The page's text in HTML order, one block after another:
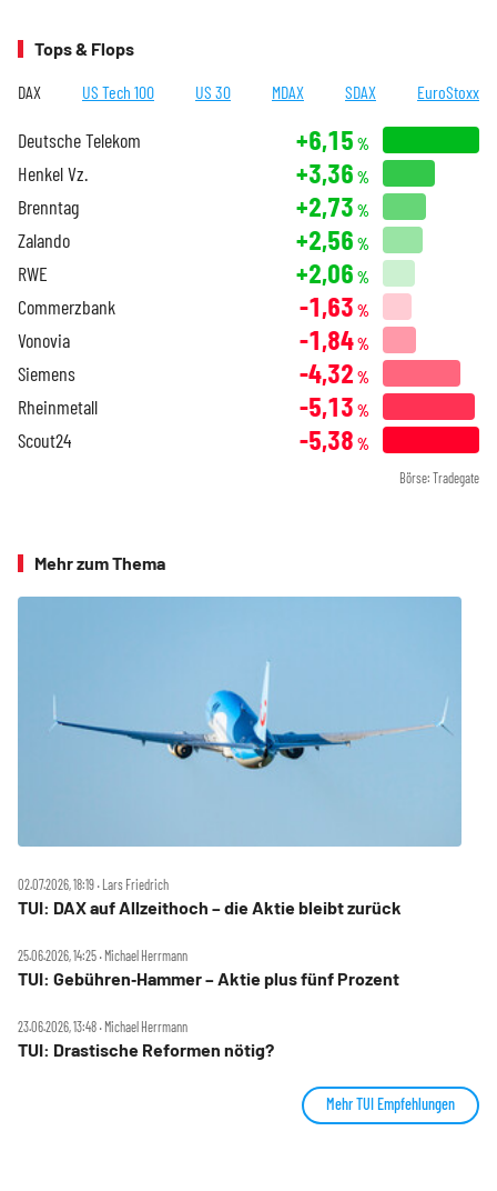
Tops & Flops
DAX US Tech 100 US 30 MDAX SDAX EuroStoxx
Deutsche Telekom +6,15 %
Henkel Vz. +3,36 %
Brenntag +2,73 %
Zalando +2,56 %
RWE +2,06 %
Commerzbank -1,63 %
Vonovia -1,84%
Siemens -4,32 %
Rheinmetall -5,13 %
Scout24 -5,38 %
Börse: Tradegate
Mehr zum Thema
02.07.2026, 18:19 ‧ Lars Friedrich
TUI: DAX auf Allzeithoch – die Aktie bleibt zurück
25.06.2026, 14:25 ‧ Michael Herrmann
TUI: Gebühren‑Hammer – Aktie plus fünf Prozent
23.06.2026, 13:48 ‧ Michael Herrmann
TUI: Drastische Reformen nötig?
Mehr TUI Empfehlungen